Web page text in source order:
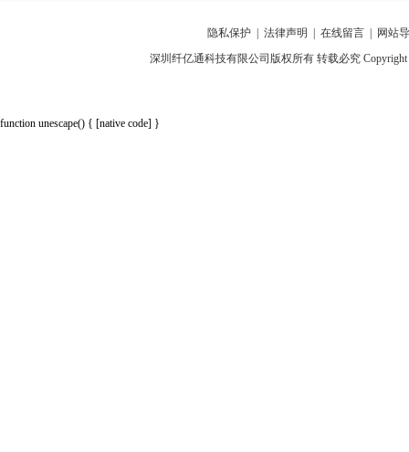
隐私保护 法律声明 在线留言
网站
深圳纤亿通科技有限公司版权所有 转载必究
function unescape() { [native code] }